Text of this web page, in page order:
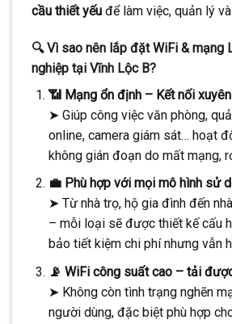
cầu thiết yếu để làm việc, quản lý
🔍 Vì sao nên lắp đặt WiFi & mạng
nghiệp tại Vĩnh Lộc B?
📶 Mạng ổn định – Kết nối
➤ Giúp công việc văn phòng,
online, camera giám sát… hoạt
không gián đoạn do mất mạng,
💼 Phù hợp với mọi mô hình sử
➤ Từ nhà trọ, hộ gia đình đến
– mỗi loại sẽ được thiết kế cấu
bảo tiết kiệm chi phí nhưng vẫn
📡 WiFi công suất cao – tải
➤ Không còn tình trạng nghẽn
người dùng, đặc biệt phù hợp